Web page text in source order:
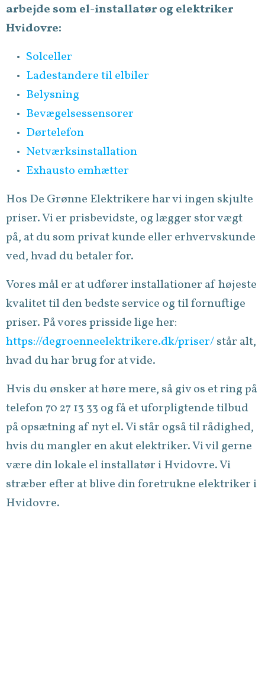
arbejde som el-installatør og elektriker
Hvidovre:
Solceller
Ladestandere til elbiler
Belysning
Bevægelsessensorer
Dørtelefon
Netværksinstallation
Exhausto emhætter
Hos De Grønne Elektrikere har vi ingen skjulte
priser. Vi er prisbevidste, og lægger stor vægt
på, at du som privat kunde eller erhvervskunde
ved, hvad du betaler for.
Vores mål er at udfører installationer af højeste
kvalitet til den bedste service og til fornuftige
priser. På vores prisside lige her:
https://degroenneelektrikere.dk/priser/står alt,
hvad du har brug for at vide.
Hvis du ønsker at høre mere, så giv os et ring på
telefon 70 27 13 33 og få et uforpligtende tilbud
på opsætning af nyt el. Vi står også til rådighed,
hvis du mangler en akut elektriker. Vi vil gerne
være din lokale el installatør i Hvidovre. Vi
stræber efter at blive din foretrukne elektriker i
Hvidovre.